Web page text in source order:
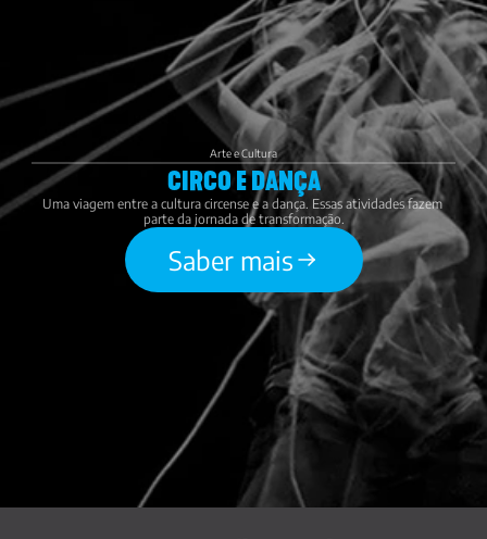
Arte e Cultura
CIRCO E DANÇA
Uma viagem entre a cultura circense e a dança. Essas atividades fazem
parte da jornada de transformação.
Saber mais